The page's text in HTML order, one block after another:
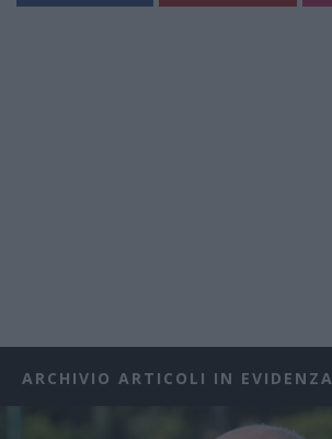
ARCHIVIO ARTICOLI IN EVIDENZA